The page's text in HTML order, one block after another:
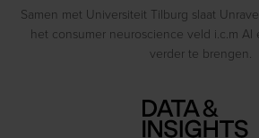
Samen met Universiteit Tilburg slaat
het consumer neuroscience veld i.c.m AI
verder te brengen.